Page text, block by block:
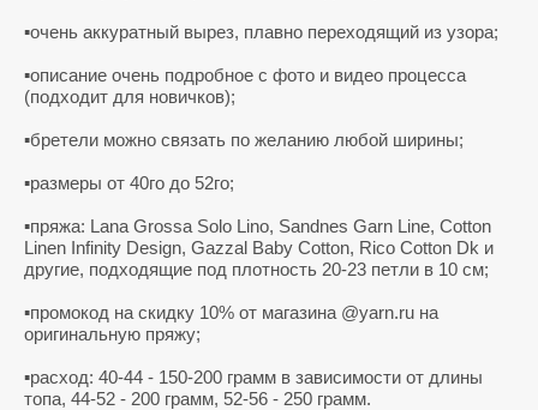
▪️очень аккуратный вырез, плавно переходящий из узора;
▪️описание очень подробное с фото и видео процесса
(подходит для новичков);
▪️бретели можно связать по желанию любой ширины;
▪️размеры от 40го до 52го;
▪️пряжа: Lana Grossa Solo Lino, Sandnes Garn Line, Cotton
Linen Infinity Design, Gazzal Baby Cotton, Rico Cotton Dk и
другие, подходящие под плотность 20-23 петли в 10 см;
▪️промокод на скидку 10% от магазина @yarn.ru на
оригинальную пряжу;
▪️расход: 40-44 - 150-200 грамм в зависимости от длины
топа, 44-52 - 200 грамм, 52-56 - 250 грамм.